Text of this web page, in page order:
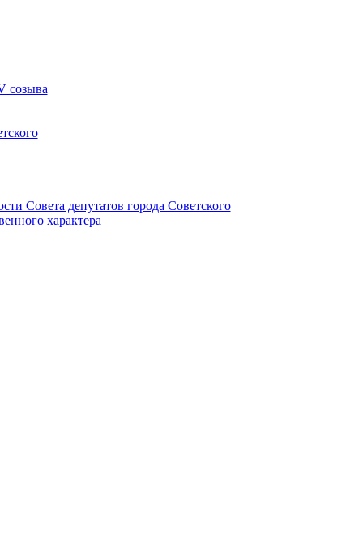
созыва
Совета депутатов города Советского
характера